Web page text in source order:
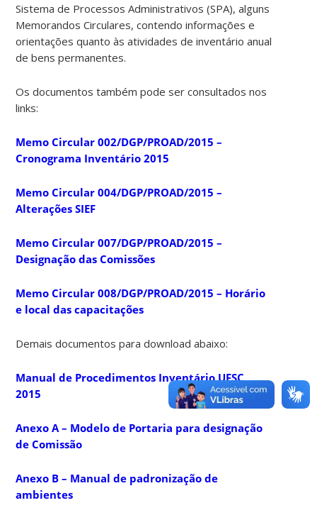
Sistema de Processos Administrativos (SPA), alguns
Memorandos Circulares, contendo informações e
orientações quanto às atividades de inventário anual
de bens permanentes.
Os documentos também pode ser consultados nos
links:
Memo Circular 002/DGP/PROAD/2015 –
Cronograma Inventário 2015
Memo Circular 004/DGP/PROAD/2015 –
Alterações SIEF
Memo Circular 007/DGP/PROAD/2015 –
Designação das Comissões
Memo Circular 008/DGP/PROAD/2015 – Horário
e local das capacitações
Demais documentos para download abaixo:
Manual de Procedimentos Inventário UFSC
2015
Anexo A – Modelo de Portaria para designação
de Comissão
Anexo B – Manual de padronização de
ambientes